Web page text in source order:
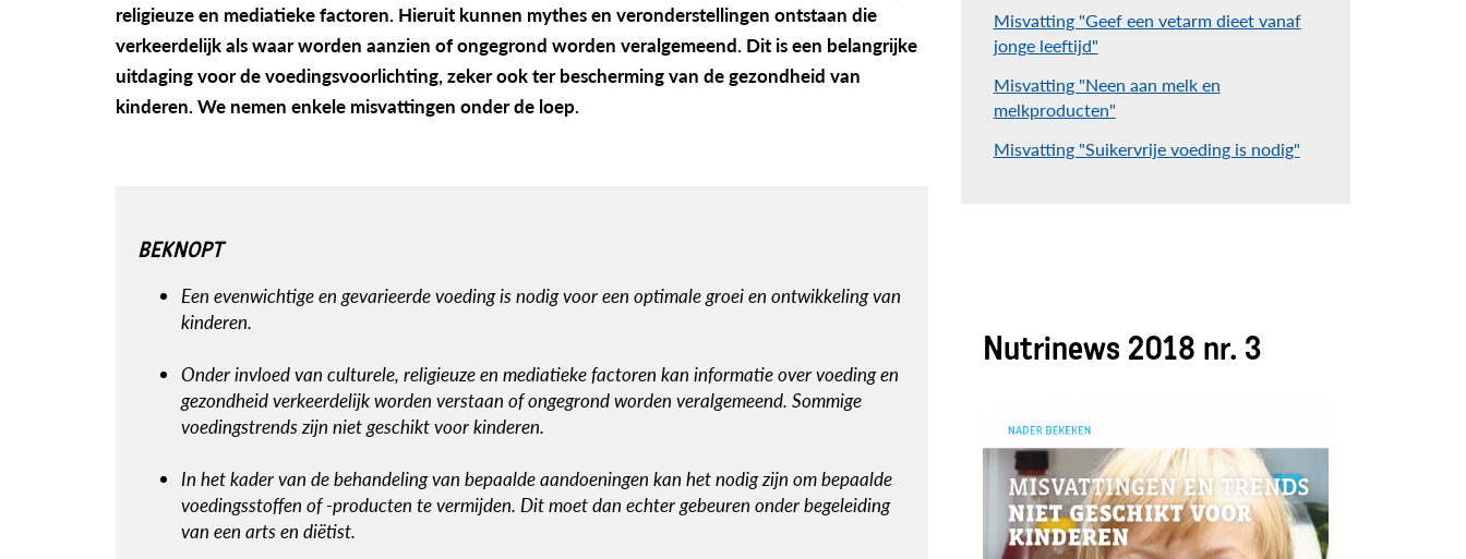
religieuze en mediatieke factoren. Hieruit kunnen mythes en veronderstellingen ontstaan die
verkeerdelijk als waar worden aanzien of ongegrond worden veralgemeend. Dit is een belangrijke
uitdaging voor de voedingsvoorlichting, zeker ook ter bescherming van de gezondheid van
kinderen. We nemen enkele misvattingen onder de loep.
BEKNOPT
Een evenwichtige en gevarieerde voeding is nodig voor een optimale groei en ontwikkeling van
kinderen.
Onder invloed van culturele, religieuze en mediatieke factoren kan informatie over voeding en
gezondheid verkeerdelijk worden verstaan of ongegrond worden veralgemeend. Sommige
voedingstrends zijn niet geschikt voor kinderen.
In het kader van de behandeling van bepaalde aandoeningen kan het nodig zijn om bepaalde
voedingsstoffen of -producten te vermijden. Dit moet dan echter gebeuren onder begeleiding
van een arts en diëtist.
Misvatting "Geef een vetarm dieet vanaf
jonge leeftijd"
Misvatting "Neen aan melk en
melkproducten"
Misvatting "Suikervrije voeding is nodig"
Nutrinews 2018 nr. 3